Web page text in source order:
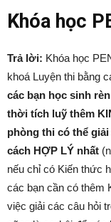
Khóa học
Trả lời: Khóa học
khoá Luyện thi bằng
các bạn học sinh
thời tích luỹ thêm
phòng thi có thể
cách HỢP LÝ nhất
nếu chỉ có Kiến thức
các bạn cần có thêm
việc giải các câu hỏi